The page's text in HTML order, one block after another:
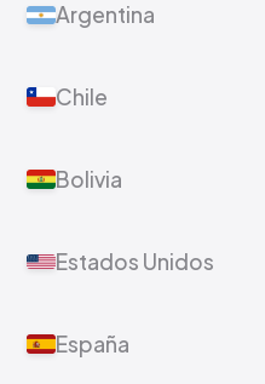
Argentina
Chile
Bolivia
Estados Unidos
España